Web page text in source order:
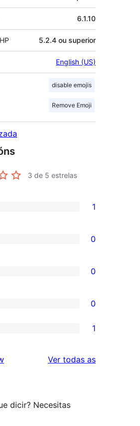
6.1.10
5.2.4 ou superior
English (US)
disable emojis
Remove Emoji
3 de 5 estrelas
1
0
0
0
1
Ver todas asvaloracións
dicir? Necesitas